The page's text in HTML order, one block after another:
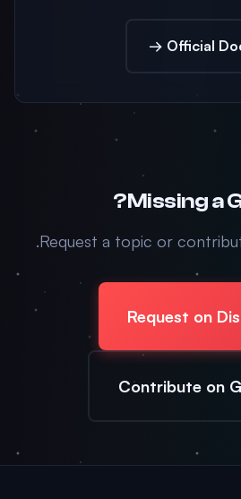
Official
Missing a
Request a topic or
Request on
Contribute on